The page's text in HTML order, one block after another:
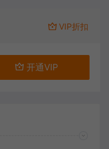
VIP折扣
开通VIP